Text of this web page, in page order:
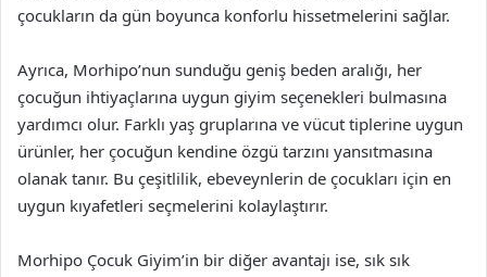
çocukların da gün boyunca konforlu hissetmelerini sağlar.
Ayrıca, Morhipo’nun sunduğu geniş beden aralığı, her
çocuğun ihtiyaçlarına uygun giyim seçenekleri bulmasına
yardımcı olur. Farklı yaş gruplarına ve vücut tiplerine uygun
ürünler, her çocuğun kendine özgü tarzını yansıtmasına
olanak tanır. Bu çeşitlilik, ebeveynlerin de çocukları için en
uygun kıyafetleri seçmelerini kolaylaştırır.
Morhipo Çocuk Giyim’in bir diğer avantajı ise, sık sık